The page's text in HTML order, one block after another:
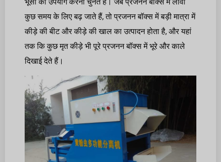
कुछ समय के लिए बढ़ जाते हैं, तो प्रजनन बॉक्स में बड़ी मात्रा में
कीड़े की बीट और कीड़े की खाल का उत्पादन होता है, और यहां
तक ​​कि कुछ मृत कीड़े भी पूरे प्रजनन बॉक्स में भूरे और काले
दिखाई देते हैं।